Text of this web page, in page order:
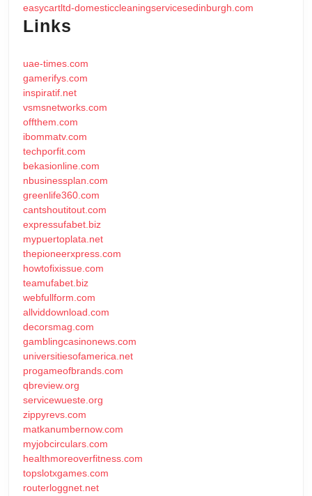
easycartltd-domesticcleaningservicesedinburgh.com
Links
uae-times.com
gamerifys.com
inspiratif.net
vsmsnetworks.com
offthem.com
ibommatv.com
techporfit.com
bekasionline.com
nbusinessplan.com
greenlife360.com
cantshoutitout.com
expressufabet.biz
mypuertoplata.net
thepioneerxpress.com
howtofixissue.com
teamufabet.biz
webfullform.com
allviddownload.com
decorsmag.com
gamblingcasinonews.com
universitiesofamerica.net
progameofbrands.com
qbreview.org
servicewueste.org
zippyrevs.com
matkanumbernow.com
myjobcirculars.com
healthmoreoverfitness.com
topslotxgames.com
routerloggnet.net